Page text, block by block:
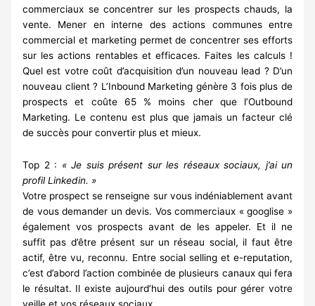
commerciaux se concentrer sur les prospects chauds, la
vente. Mener en interne des actions communes entre
commercial et marketing permet de concentrer ses efforts
sur les actions rentables et efficaces. Faites les calculs !
Quel est votre coût d’acquisition d’un nouveau lead ? D’un
nouveau client ? L’Inbound Marketing génère 3 fois plus de
prospects et coûte 65 % moins cher que l’Outbound
Marketing. Le contenu est plus que jamais un facteur clé
de succès pour convertir plus et mieux.
Top 2 : « Je suis présent sur les réseaux sociaux, j’ai un
profil Linkedin. »
Votre prospect se renseigne sur vous indéniablement avant
de vous demander un devis. Vos commerciaux « googlise »
également vos prospects avant de les appeler. Et il ne
suffit pas d’être présent sur un réseau social, il faut être
actif, être vu, reconnu. Entre social selling et e-reputation,
c’est d’abord l’action combinée de plusieurs canaux qui fera
le résultat. Il existe aujourd’hui des outils pour gérer votre